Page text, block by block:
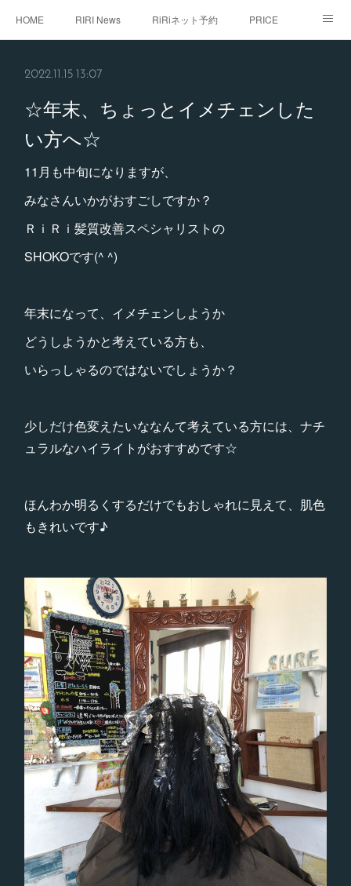
HOME RIRI News RiRiネット予約 PRICE
2022.11.15 13:07
☆年末、ちょっとイメチェンした
い方へ☆
11月も中旬になりますが、
みなさんいかがおすごしですか？
ＲｉＲｉ髪質改善スペシャリストの
SHOKOです(^ ^)
年末になって、イメチェンしようか
どうしようかと考えている方も、
いらっしゃるのではないでしょうか？
少しだけ色変えたいななんて考えている方には、ナチ
ュラルなハイライトがおすすめです☆
ほんわか明るくするだけでもおしゃれに見えて、肌色
もきれいです♪